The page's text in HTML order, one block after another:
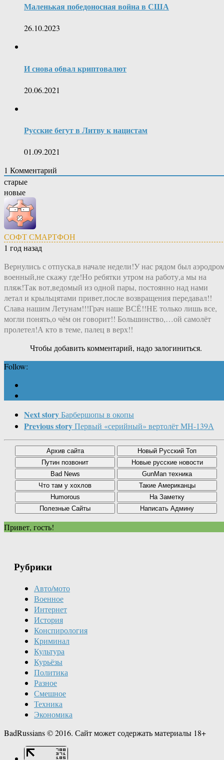
Маленькая победоносная война в США
26.10.2023
И снова обвал криптовалют
20.06.2021
Русские бегут в Литву к нацистам
01.09.2021
1 Комментарий
старые
новые
СОФТ СМАРТФОН
1 год назад
Вернулись с отпуска,в начале недели!У нас рядом был
военный,не скажу где!Но ребятки утром на работу,а мы на
пляж!Так вот,ведомый из одной пары, постоянно над нами
летал и крыльцятами привет,после возвращения передавал!!
Слава нашим Летунам!!!Грач наше ВСЁ!!НЕ только лишь все,
могли понять,о чём он говорит!! Большинство,…ой самолёт
пролетел!А кто в теме, палец в верх!!
Чтобы добавить комментарий, надо залогиниться.
Follow:
Next storyБарбершопы в окопы
Previous storyПервый «серийный» вертолёт МН-139А
Привет, гость!
Рубрики
Авто/мото
Военное
Интернет
История
Конспирология
Криминал
Культура
Курьёзы
Политика
Разное
Смешное
Техника
Экономика
BadRussians © 2016. Сайт может содержать материалы 18+